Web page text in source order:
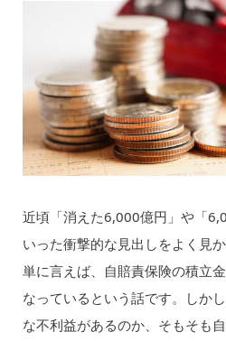
近頃「消えた6,000億円」や「
いった衝撃的な見出しをよく見
単に言えば、自賠責保険の積立
なっているという話です。しか
な不利益があるのか、そもそも